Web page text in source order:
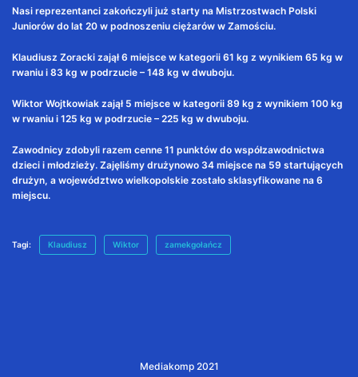
Nasi reprezentanci zakończyli już starty na Mistrzostwach Polski
Juniorów do lat 20 w podnoszeniu ciężarów w Zamościu.
Klaudiusz Zoracki zajął 6 miejsce w kategorii 61 kg z wynikiem 65 kg w
rwaniu i 83 kg w podrzucie – 148 kg w dwuboju.
Wiktor Wojtkowiak zajął 5 miejsce w kategorii 89 kg z wynikiem 100 kg
w rwaniu i 125 kg w podrzucie – 225 kg w dwuboju.
Zawodnicy zdobyli razem cenne 11 punktów do współzawodnictwa
dzieci i młodzieży. Zajęliśmy drużynowo 34 miejsce na 59 startujących
drużyn, a województwo wielkopolskie zostało sklasyfikowane na 6
miejscu.
Tagi: Klaudiusz Wiktor zamekgołańcz
Mediakomp 2021